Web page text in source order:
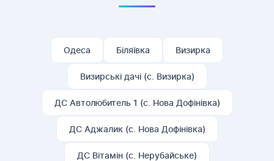
Одеса Біляївка Визирка
Визирські дачі (с. Визирка)
ДС Автолюбитель 1 (с. Нова Дофінівка)
ДС Аджалик (с. Нова Дофінівка)
ДС Вітамін (с. Нерубайське)